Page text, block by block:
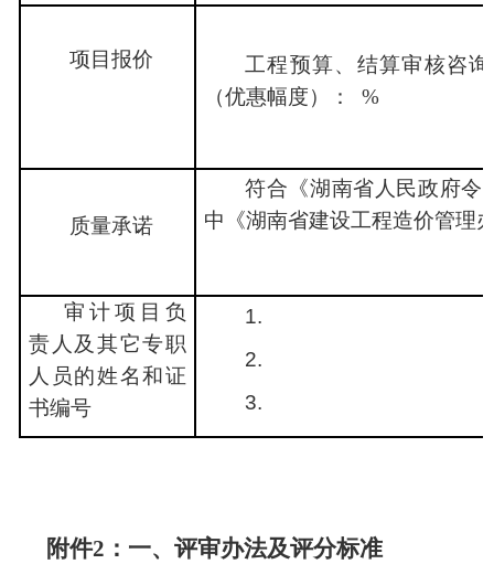
项目报价
工程预算、结算审核咨
（优惠幅度）：
%
质量承诺
符合《湖南省人民政府令
中《湖南省建设工程造价管理
审计项目负
责人及其它专职
人员的姓名和证
书编号
1.
2.
3.
附件2：一、评审办法及评分标准